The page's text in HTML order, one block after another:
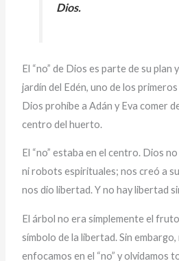
Dios.
El “no” de Dios es parte de su plan
jardín del Edén, uno de los
Dios prohíbe a Adán y Eva comer
centro del huerto.
El “no” estaba en el centro. Dios
ni robots espirituales; nos creó a
nos dio libertad. Y no hay libertad
El árbol no era simplemente el
símbolo de la libertad. Sin embargo,
enfocamos en el “no” y olvidamos